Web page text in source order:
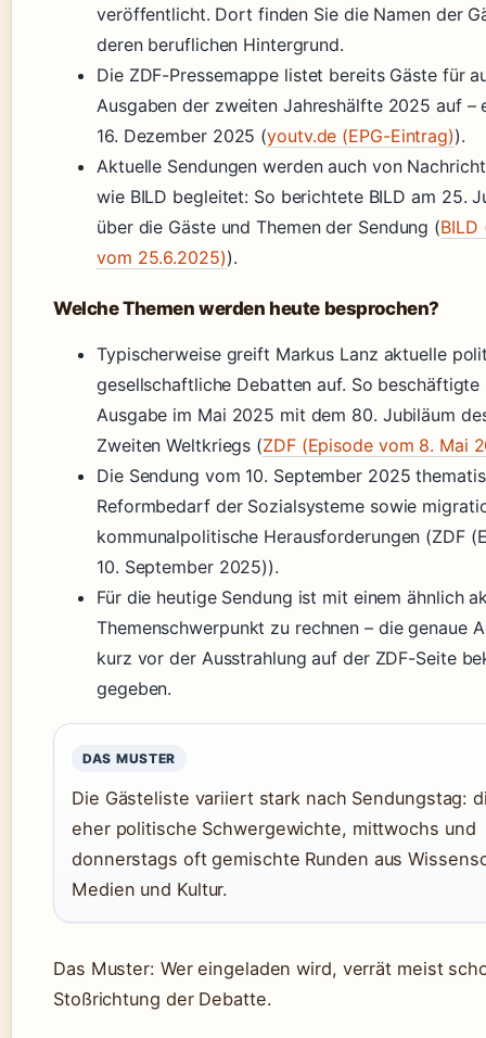
veröffentlicht. Dort finden Sie die Namen der
deren beruflichen Hintergrund.
Die ZDF-Pressemappe listet bereits Gäste für
Ausgaben der zweiten Jahreshälfte 2025 auf –
16. Dezember 2025 (youtv.de (EPG-Eintrag)).
Aktuelle Sendungen werden auch von
wie BILD begleitet: So berichtete BILD am 25.
über die Gäste und Themen der Sendung (BILD
vom 25.6.2025)).
Welche Themen werden heute besprochen?
Typischerweise greift Markus Lanz aktuelle
gesellschaftliche Debatten auf. So beschäftigte
Ausgabe im Mai 2025 mit dem 80. Jubiläum
Zweiten Weltkriegs (ZDF (Episode vom 8. Mai
Die Sendung vom 10. September 2025
Reformbedarf der Sozialsysteme sowie
kommunalpolitische Herausforderungen (ZDF
10. September 2025)).
Für die heutige Sendung ist mit einem ähnlich
Themenschwerpunkt zu rechnen – die genaue
kurz vor der Ausstrahlung auf der ZDF-Seite
gegeben.
DAS MUSTER
Die Gästeliste variiert stark nach Sendungstag:
eher politische Schwergewichte, mittwochs und
donnerstags oft gemischte Runden aus
Medien und Kultur.
Das Muster: Wer eingeladen wird, verrät meist
Stoßrichtung der Debatte.